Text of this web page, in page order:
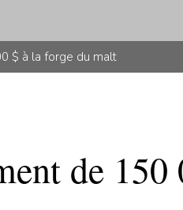
$ à la forge du malt
de